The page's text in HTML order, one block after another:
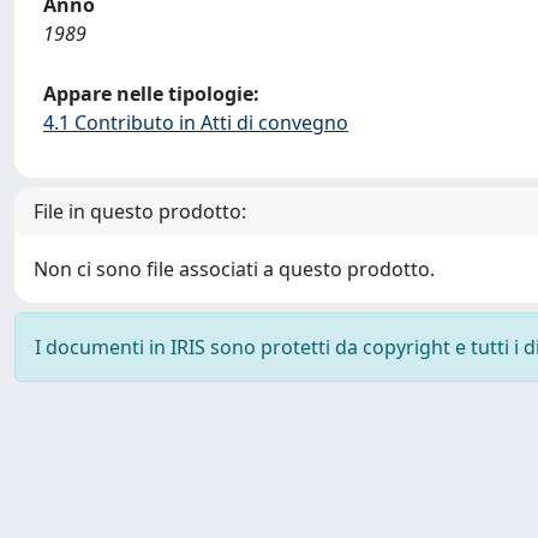
1989
Appare nelle tipologie:
4.1 Contributo in Atti di convegno
File in questo prodotto:
Non ci sono file associati a questo prodotto.
I documenti in IRIS sono protetti da copyright e tutti i